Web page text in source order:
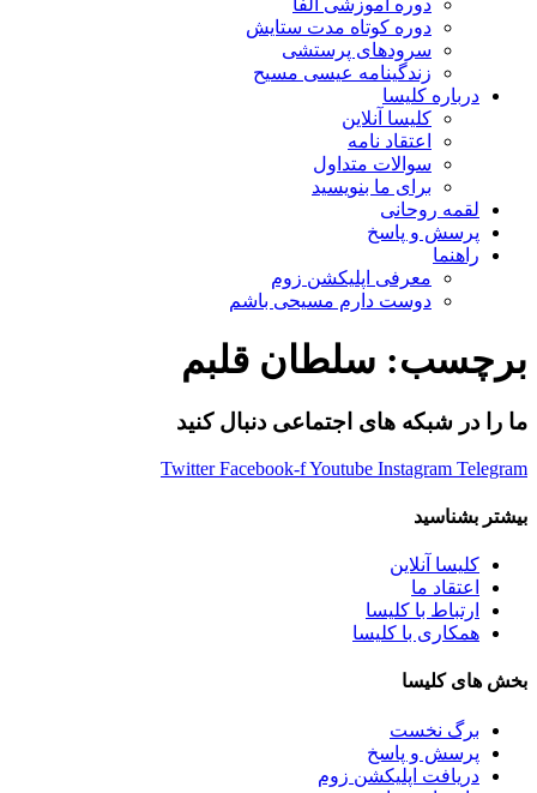
دوره آموزشی آلفا
دوره کوتاه مدت ستایش
سرودهای پرستشی
زندگینامه عیسی مسیح
درباره کلیسا
کلیسا آنلاین
اعتقاد نامه
سوالات متداول
برای ما بنویسید
لقمه روحانی
پرسش و پاسخ
راهنما
معرفی اپلیکشن زوم
دوست دارم مسیحی باشم
برچسب: سلطان قلبم
ما را در شبکه های اجتماعی دنبال کنید
Twitter Facebook-fYoutube Instagram Telegram
بیشتر بشناسید
کلیسا آنلاین
اعتقاد ما
ارتباط با کلیسا
همکاری با کلیسا
بخش های کلیسا
برگ نخست
پرسش و پاسخ
دریافت اپلیکشن زوم